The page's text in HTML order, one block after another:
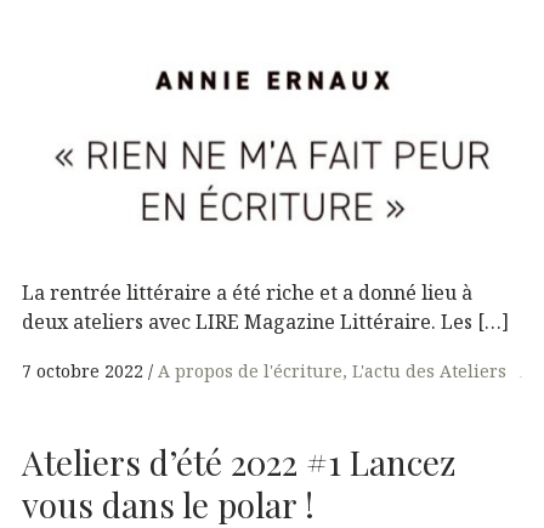
La rentrée littéraire a été riche et a donné lieu à
deux ateliers avec LIRE Magazine Littéraire. Les […]
7 octobre 2022 A propos de l'écriture L'actu des Ateliers
Ateliers d’été 2022 #1 Lancez
vous dans le polar !